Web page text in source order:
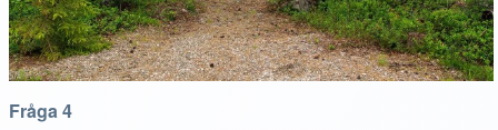
Fråga 4